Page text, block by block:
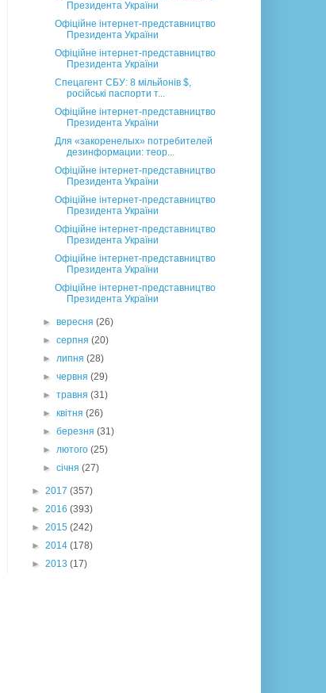
Президента України
Офіційне інтернет-представництво
Президента України
Офіційне інтернет-представництво
Президента України
Спецагент СБУ: 8 мільйонів $,
російські паспорти т...
Офіційне інтернет-представництво
Президента України
Для «закоренелых» потребителей
дезинформации: теор...
Офіційне інтернет-представництво
Президента України
Офіційне інтернет-представництво
Президента України
Офіційне інтернет-представництво
Президента України
Офіційне інтернет-представництво
Президента України
Офіційне інтернет-представництво
Президента України
►вересня(26)
►серпня(20)
►липня(28)
►червня(29)
►травня(31)
►квітня(26)
►березня(31)
►лютого(25)
►січня(27)
► 2017 (357)
► 2016 (393)
► 2015 (242)
► 2014 (178)
► 2013 (17)